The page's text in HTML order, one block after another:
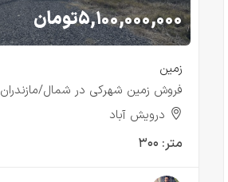
۵,۱۰۰,۰۰۰,۰۰۰تومان
زمین
فروش زمین شهرکی در شمال/مازندران
درویش آباد
متر: ۳۰۰